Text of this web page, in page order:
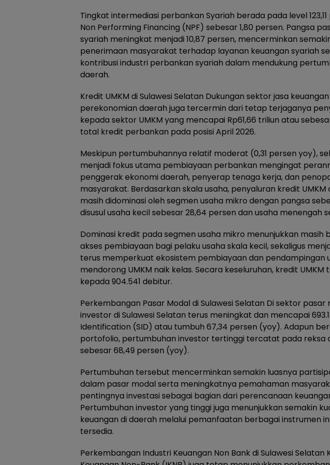
Tingkat intermediasi perbankan Syariah berada pada level
Non Performing Financing (NPF) sebesar 1,80 persen. Pangsa
syariah meningkat menjadi 10,87 persen, mencerminkan
penerimaan masyarakat terhadap layanan keuangan syariah
kontribusi industri perbankan syariah dalam mendukung
daerah.
Kredit UMKM di Sulawesi Selatan Dukungan sektor jasa
perekonomian daerah juga tercermin dari tetap terjaganya
kepada sektor UMKM yang mencapai Rp61,66 triliun atau
total kredit perbankan pada posisi April 2026.
Meskipun pertumbuhannya relatif moderat (0,31 persen yoy),
menjadi fokus utama pembiayaan perbankan mengingat
penggerak ekonomi daerah, penyerap tenaga kerja, dan
masyarakat. Berdasarkan skala usaha, penyaluran kredit UMKM
masih didominasi oleh segmen usaha mikro dengan pangsa
disusul usaha kecil sebesar 28,64 persen dan usaha menengah
Dominasi kredit pada segmen usaha mikro menunjukkan masih
akses pembiayaan bagi pelaku usaha skala kecil, sekaligus
terus memperkuat ekosistem pembiayaan dan pendampingan
mendorong UMKM naik kelas. Secara keseluruhan, kredit UMKM
kepada 904.541 debitur.
Perkembangan Pasar Modal di Sulawesi Selatan Di sektor pasar
investor di Sulawesi Selatan terus meningkat dan mencapai
Identification (SID) atau tumbuh 67,34 persen (yoy). Adapun
portofolio, pertumbuhan investor tertinggi tercatat pada reksa
sebesar 68,49 persen (yoy).
Pertumbuhan tersebut mencerminkan semakin luasnya
dalam pasar modal serta meningkatnya pemahaman
pentingnya investasi sebagai bagian dari perencanaan
Pertumbuhan investor yang tinggi juga menunjukkan semakin
keuangan di daerah melalui pemanfaatan berbagai instrumen
tersedia.
Perkembangan Industri Keuangan Non Bank di Sulawesi Selatan